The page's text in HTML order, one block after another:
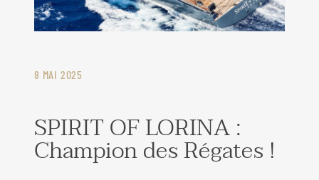
8 MAI 2025
SPIRIT OF LORINA :
Champion des Régates !